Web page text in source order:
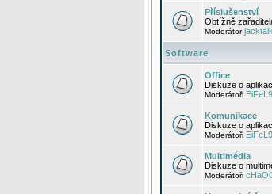
Příslušenství
Obtížně
Moderátor
Software
Office
Diskuze o
Moderátoři
Komunikace
Diskuze o
Moderátoři
Multimédia
Diskuze o
Moderátoři